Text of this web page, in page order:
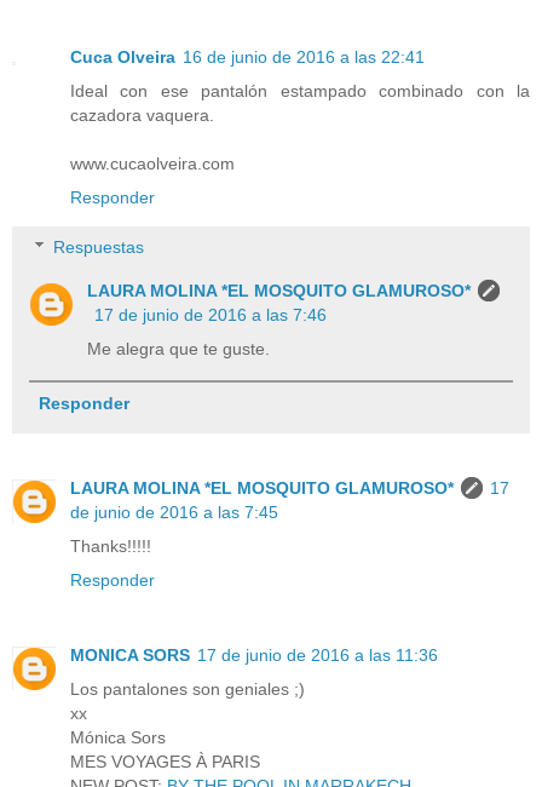
Cuca Olveira 16 de junio de 2016 a las 22:41
Ideal con ese pantalón estampado combinado con la
cazadora vaquera.
www.cucaolveira.com
Responder
Respuestas
LAURA MOLINA *EL MOSQUITO GLAMUROSO*
17 de junio de 2016 a las 7:46
Me alegra que te guste.
Responder
LAURA MOLINA *EL MOSQUITO GLAMUROSO*
17
de junio de 2016 a las 7:45
Thanks!!!!!
Responder
MONICA SORS 17 de junio de 2016 a las 11:36
Los pantalones son geniales ;)
xx
Mónica Sors
MES VOYAGES À PARIS